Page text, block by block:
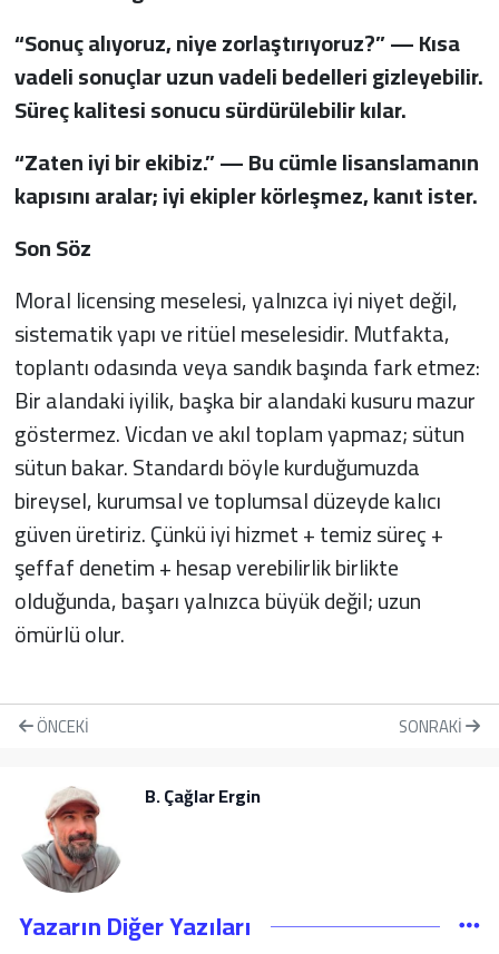
“Sonuç alıyoruz, niye zorlaştırıyoruz?” — Kısa
vadeli sonuçlar uzun vadeli bedelleri gizleyebilir.
Süreç kalitesi sonucu sürdürülebilir kılar.
“Zaten iyi bir ekibiz.” — Bu cümle lisanslamanın
kapısını aralar; iyi ekipler körleşmez, kanıt ister.
Son Söz
Moral licensing meselesi, yalnızca iyi niyet değil,
sistematik yapı ve ritüel meselesidir. Mutfakta,
toplantı odasında veya sandık başında fark etmez:
Bir alandaki iyilik, başka bir alandaki kusuru mazur
göstermez. Vicdan ve akıl toplam yapmaz; sütun
sütun bakar. Standardı böyle kurduğumuzda
bireysel, kurumsal ve toplumsal düzeyde kalıcı
güven üretiriz. Çünkü iyi hizmet + temiz süreç +
şeffaf denetim + hesap verebilirlik birlikte
olduğunda, başarı yalnızca büyük değil; uzun
ömürlü olur.
ÖNCEKI SONRAKI
B. Çağlar Ergin
Yazarın Diğer Yazıları